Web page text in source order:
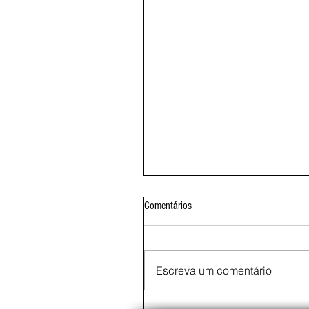
Secretaria Municipal de Educação
Comentários
Escreva um comentário